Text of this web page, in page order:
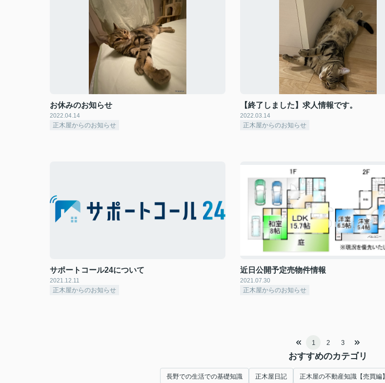
お休みのお知らせ
2022.04.14
正木屋からのお知らせ
【終了しました】求人情報です。
2022.03.14
正木屋からのお知らせ
サポートコール24について
2021.12.11
正木屋からのお知らせ
近日公開予定売物件情報
2021.07.30
正木屋からのお知らせ
1 2 3
おすすめのカテゴリ
長野での生活での基礎知識 正木屋日記 正木屋の不動産知識【売買編】